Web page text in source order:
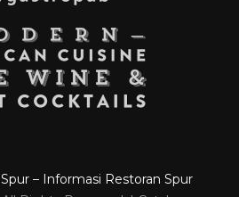
Spur – Informasi Restoran Spur